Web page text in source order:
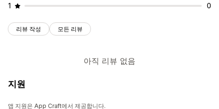
1
0
리뷰 작성 모든 리뷰
아직 리뷰 없음
지원
앱 지원은 App Craft에서 제공합니다.